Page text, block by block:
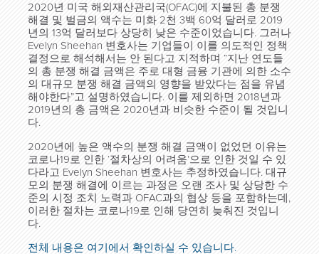
2020년 미국 해외재산관리국(OFAC)에 지불된 총 분쟁
해결 및 벌금의 액수는 미화 2천 3백 60억 달러로 2019
년의 13억 달러보다 상당히 낮은 수준이었습니다. 그러나
Evelyn Sheehan 변호사는 기업들이 이를 의도적인 정책
결정으로 해석해서는 안 된다고 지적하며 “지난 연도들
의 총 분쟁 해결 금액은 주로 대형 금융 기관에 의한 소수
의 대규모 분쟁 해결 금액의 영향을 받았다는 점을 유념
해야한다”고 설명하였습니다. 이를 제외하면 2018년과
2019년의 총 금액은 2020년과 비슷한 수준이 될 것입니
다.
2020년에 높은 액수의 분쟁 해결 금액이 없었던 이유는
코로나19로 인한 ‘절차상의 어려움’으로 인한 것일 수 있
다라고 Evelyn Sheehan 변호사는 추정하였습니다. 대규
모의 분쟁 해결에 이르는 과정은 오랜 조사 및 상당한 수
준의 시정 조치 노력과 OFAC과의 협상 등을 포함하는데,
이러한 절차는 코로나19로 인해 당연히 늦춰진 것입니
다.
전체 내용은 여기에서 확인하실 수 있습니다.